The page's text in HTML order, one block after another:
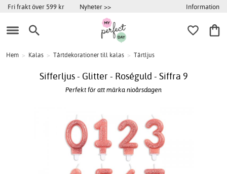
Fri frakt över 599 kr Nyheter >> Information
Hem > Kalas > Tårtdekorationer till kalas > Tårtljus
Sifferljus - Glitter - Roséguld - Siffra 9
Perfekt för att märka nioårsdagen